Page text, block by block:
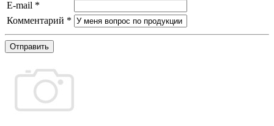
E-mail *
Комментарий *
Отправить